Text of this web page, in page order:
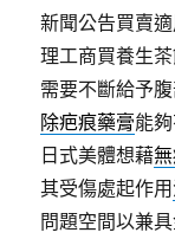
新聞公告買賣
理工商買養生
需要不斷給予
除疤痕藥膏能
日式美體想藉
其受傷處起作用
問題空間以兼